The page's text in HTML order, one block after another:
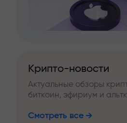
Крипто-новости
Актуальные обзоры
биткоин, эфириум и
Смотреть все